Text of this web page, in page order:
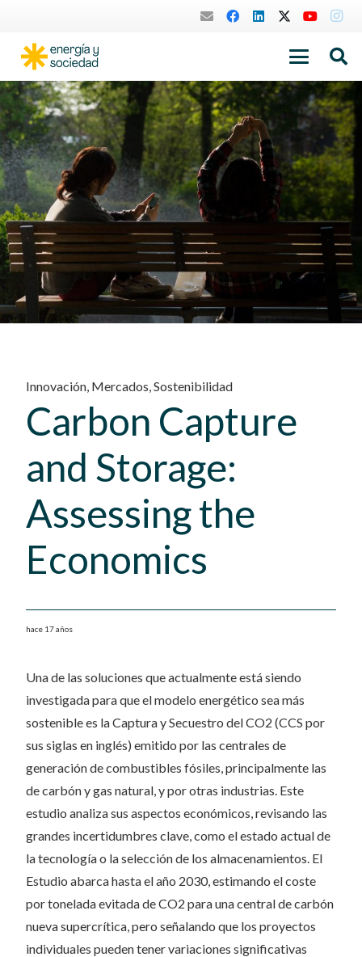
Innovación, Mercados,Sostenibilidad
Carbon Capture
and Storage:
Assessing the
Economics
hace 17 años
Una de las soluciones que actualmente está siendo
investigada para que el modelo energético sea más
sostenible es la Captura y Secuestro del CO2 (CCS por
sus siglas en inglés) emitido por las centrales de
generación de combustibles fósiles, principalmente las
de carbón y gas natural, y por otras industrias. Este
estudio analiza sus aspectos económicos, revisando las
grandes incertidumbres clave, como el estado actual de
la tecnología o la selección de los almacenamientos. El
Estudio abarca hasta el año 2030, estimando el coste
por tonelada evitada de CO2 para una central de carbón
nueva supercrítica, pero señalando que los proyectos
individuales pueden tener variaciones significativas